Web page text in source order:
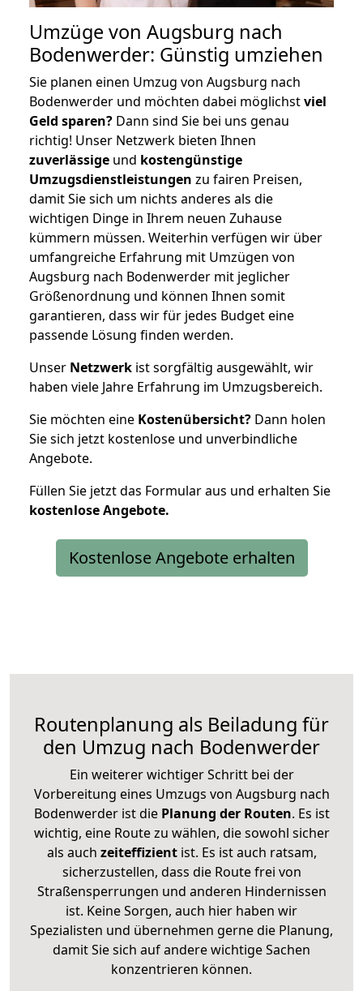
Umzüge von Augsburg nach
Bodenwerder: Günstig umziehen
Sie planen einen Umzug von Augsburg nach
Bodenwerder und möchten dabei möglichstviel
Geld sparen? Dann sind Sie bei uns genau
richtig! Unser Netzwerk bieten Ihnen
zuverlässige und kostengünstige
Umzugsdienstleistungen zu fairen Preisen,
damit Sie sich um nichts anderes als die
wichtigen Dinge in Ihrem neuen Zuhause
kümmern müssen. Weiterhin verfügen wir über
umfangreiche Erfahrung mit Umzügen von
Augsburg nach Bodenwerder mit jeglicher
Größenordnung und können Ihnen somit
garantieren, dass wir für jedes Budget eine
passende Lösung finden werden.
Unser Netzwerk ist sorgfältig ausgewählt, wir
haben viele Jahre Erfahrung im Umzugsbereich.
Sie möchten eine Kostenübersicht? Dann holen
Sie sich jetzt kostenlose und unverbindliche
Angebote.
Füllen Sie jetzt das Formular aus und erhalten Sie
kostenloseAngebote.
Kostenlose Angebote erhalten
Routenplanung als Beiladung für
den Umzug nach Bodenwerder
Ein weiterer wichtiger Schritt bei der
Vorbereitung eines Umzugs von Augsburg nach
Bodenwerder ist diePlanung der Routen. Es ist
wichtig, eine Route zu wählen, die sowohl sicher
als auch zeiteffizientist. Es ist auch ratsam,
sicherzustellen, dass die Route frei von
Straßensperrungen und anderen Hindernissen
ist. Keine Sorgen, auch hier haben wir
Spezialisten und übernehmen gerne die Planung,
damit Sie sich auf andere wichtige Sachen
konzentrieren können.